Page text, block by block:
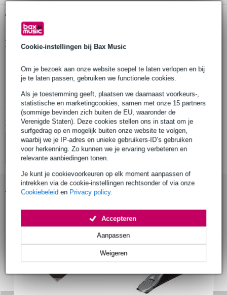
Cookie-instellingen bij Bax Music
Om je bezoek aan onze website soepel te laten verlopen en bij
je te laten passen, gebruiken we functionele cookies.
Als je toestemming geeft, plaatsen we daarnaast voorkeurs-,
statistische en marketingcookies, samen met onze 15 partners
(sommige bevinden zich buiten de EU, waaronder de
Verenigde Staten). Deze cookies stellen ons in staat om je
surfgedrag op en mogelijk buiten onze website te volgen,
waarbij we je IP-adres en unieke gebruikers-ID’s gebruiken
voor herkenning. Zo kunnen we je ervaring verbeteren en
relevante aanbiedingen tonen.
Je kunt je cookievoorkeuren op elk moment aanpassen of
intrekken via de cookie-instellingen rechtsonder of via onze
Cookiebeleid en Privacy policy.
Weigeren
Aanpassen
Accepteren
Productinformatie
te gebruiken met DTX-modules
Bekijk alle productspecificaties
Bekijk ook eens (2)
Accessoires (2)